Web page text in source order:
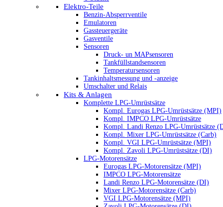
Elektro-Teile
Benzin-Absperrventile
Emulatoren
Gassteuergeräte
Gasventile
Sensoren
Druck- un MAPsensoren
Tankfüllstandsensoren
Temperatursensoren
Tankinhaltsmessung und -anzeige
Umschalter und Relais
Kits & Anlagen
Komplette LPG-Umrüstsätze
Kompl. Eurogas LPG-Umrüstsätze (MPI)
Kompl. IMPCO LPG-Umrüstsätze
Kompl. Landi Renzo LPG-Umrüstsätze
Kompl. Mixer LPG-Umrüstsätze (Carb)
Kompl. VGI LPG-Umrüstsätze (MPI)
Kompl. Zavoli LPG-Umrüstsätze (DI)
LPG-Motorensätze
Eurogas LPG-Motorensätze (MPI)
IMPCO LPG-Motorensätze
Landi Renzo LPG-Motorensätze (DI)
Mixer LPG-Motorensätze (Carb)
VGI LPG-Motorensätze (MPI)